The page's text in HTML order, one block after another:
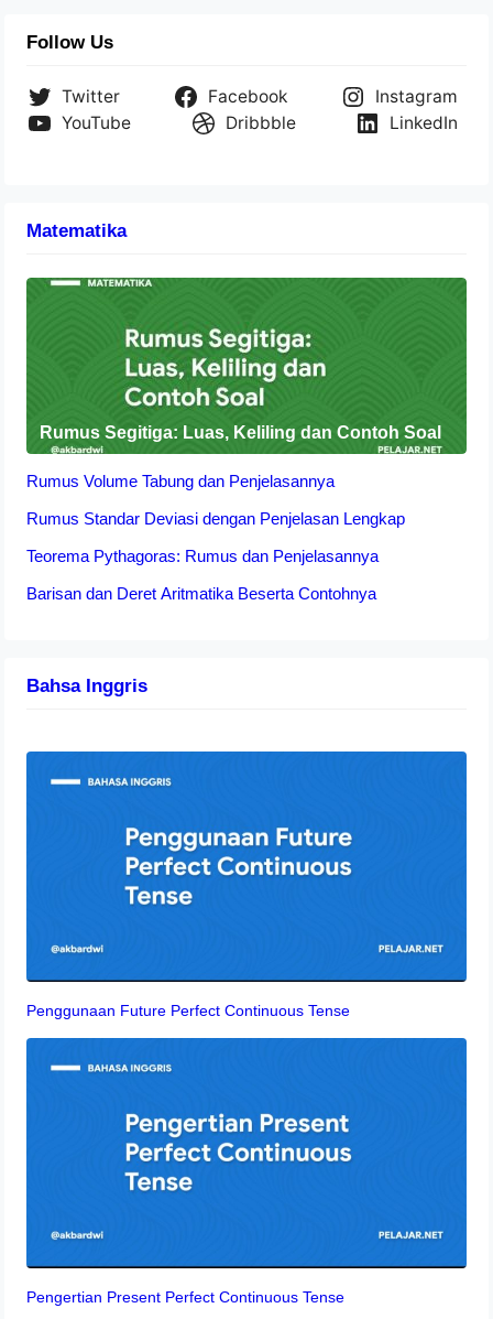
Follow Us
Twitter Facebook
Instagram
YouTube
Dribbble LinkedIn
Matematika
Rumus Segitiga: Luas, Keliling dan Contoh Soal
Rumus Volume Tabung dan Penjelasannya
Rumus Standar Deviasi dengan Penjelasan Lengkap
Teorema Pythagoras: Rumus dan Penjelasannya
Barisan dan Deret Aritmatika Beserta Contohnya
Bahsa Inggris
Penggunaan Future Perfect Continuous Tense
Pengertian Present Perfect Continuous Tense